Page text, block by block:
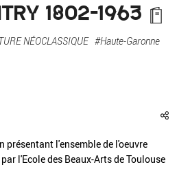
1802-1963
NÉOCLASSIQUE #Haute-Garonne
présentant l'ensemble de l'oeuvre
l'Ecole des Beaux-Arts de Toulouse